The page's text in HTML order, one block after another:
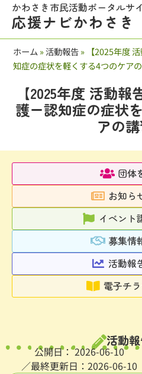
かわさき市民活動ポータルサ
応援ナビかわさき
ホーム »活動報告» 【2025年度
知症の症状を軽くする4つのケア
【2025年度 活動
護ー認知症の症状
アの
団体
お知ら
イベント
募集情
活動報
電子チ
活動
公開日：2026-06-10
／最終更新日：2026-06-10